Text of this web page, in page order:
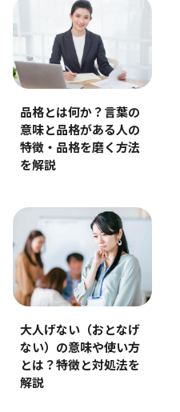
品格とは何か？言葉の
意味と品格がある人の
特徴・品格を磨く方法
を解説
大人げない（おとなげ
ない）の意味や使い方
とは？特徴と対処法を
解説